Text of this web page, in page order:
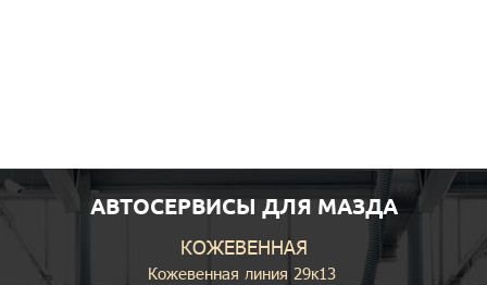
АВТОСЕРВИСЫ ДЛЯ МАЗДА
КОЖЕВЕННАЯ
Кожевенная линия 29к13